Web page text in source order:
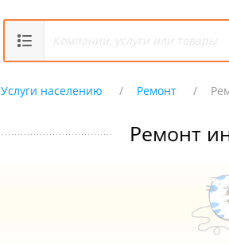
Услуги населению Ремонт
Ремонт